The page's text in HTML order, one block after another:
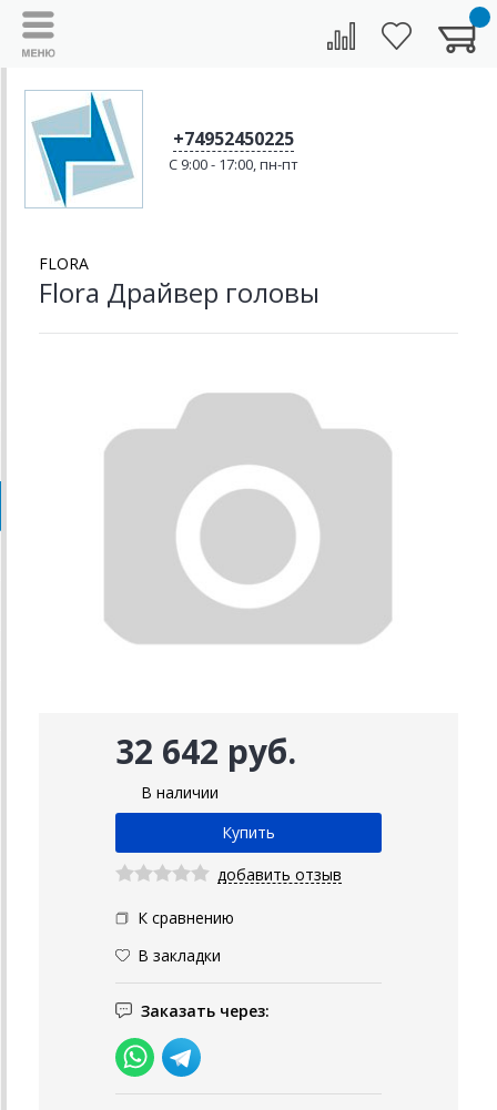
+74952450225
C 9:00 - 17:00, пн-пт
FLORA
Flora Драйвер головы
32 642 руб.
В наличии
добавить отзыв
К сравнению
В закладки
Заказать через: